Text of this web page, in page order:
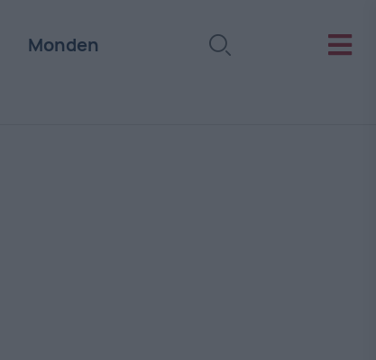
Monden